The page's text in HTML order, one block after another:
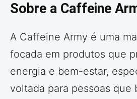
Sobre a Caffeine
A Caffeine Army é uma
focada em produtos que
energia e bem-estar,
voltada para pessoas que